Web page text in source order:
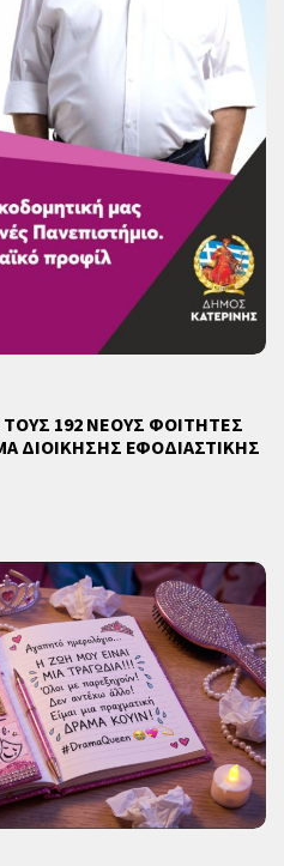
192 ΝΕΟΥΣ ΦΟΙΤΗΤΕΣ
ΔΙΟΙΚΗΣΗΣ ΕΦΟΔΙΑΣΤΙΚΗΣ